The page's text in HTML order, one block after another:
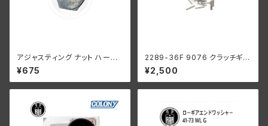
アジャスティング ナット ハーレ
ーダビッドソン 全スプリンガー
モデル 白メッキ
¥675
2289-36F 9076 クラッチギア
ベアリングローラー 0004" オ
ーバーサイズ 44個 ハーレーダ
ビッドソン
¥2,500